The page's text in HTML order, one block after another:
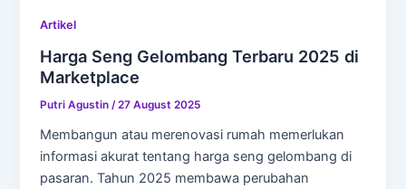
Artikel
Harga Seng Gelombang Terbaru 2025 di
Marketplace
Putri Agustin/27 August 2025
Membangun atau merenovasi rumah memerlukan
informasi akurat tentang harga seng gelombang di
pasaran. Tahun 2025 membawa perubahan